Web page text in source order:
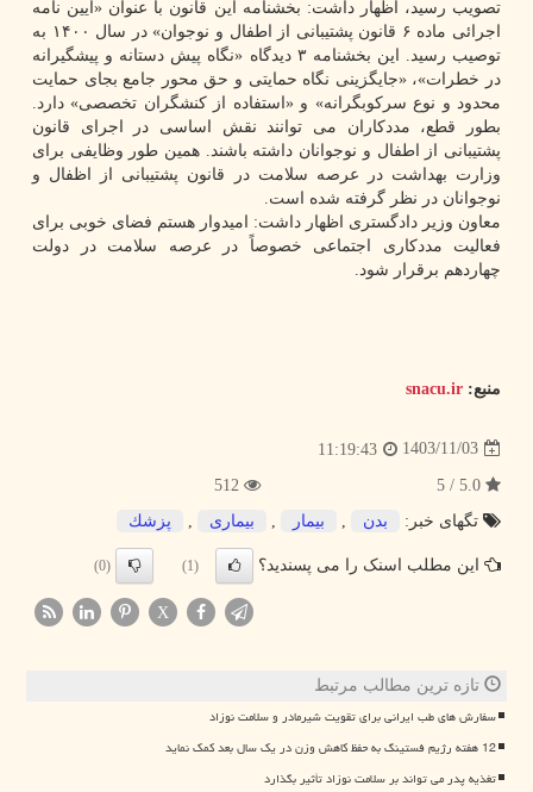
تصویب رسید، اظهار داشت: بخشنامه این قانون با عنوان «آیین نامه
اجرائی ماده ۶ قانون پشتیبانی از اطفال و نوجوان» در سال ۱۴۰۰ به
توصیب رسید. این بخشنامه ۳ دیدگاه «نگاه پیش دستانه و پیشگیرانه
در خطرات»، «جایگزینی نگاه حمایتی و حق محور جامع بجای حمایت
محدود و نوع سرکوبگرانه» و «استفاده از کنشگران تخصصی» دارد.
بطور قطع، مددکاران می توانند نقش اساسی در اجرای قانون
پشتیبانی از اطفال و نوجوانان داشته باشند. همین طور وظایفی برای
وزارت بهداشت در عرصه سلامت در قانون پشتیبانی از اظفال و
نوجوانان در نظر گرفته شده است.
معاون وزیر دادگستری اظهار داشت: امیدوار هستم فضای خوبی برای
فعالیت مددکاری اجتماعی خصوصاً در عرصه سلامت در دولت
چهاردهم برقرار شود.
منبع: snacu.ir
1403/11/03
11:19:43
تگهای خبر:
بدن بیمار بیماری پزشك
این مطلب اسنک را می پسندید؟ (1)
(0)
X
تازه ترین مطالب مرتبط
سفارش های طب ایرانی برای تقویت شیرمادر و سلامت نوزاد
12 هفته رژیم فستینگ به حفظ کاهش وزن در یک سال بعد کمک نماید
تغذیه پدر می تواند بر سلامت نوزاد تأثیر بگذارد